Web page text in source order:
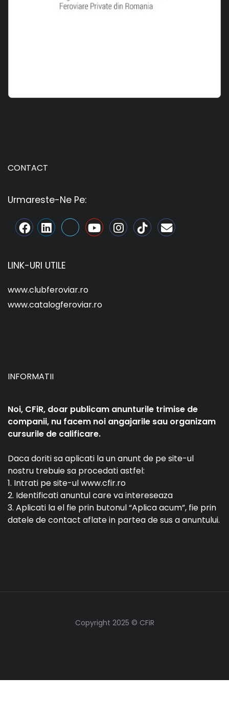
CONTACT
Urmareste-Ne Pe:
LINK-URI UTILE
www.clubferoviar.ro
www.catalogferoviar.ro
INFORMATII
Noi, CFiR, doar publicam anunturile trimise de
companii, nu facem noi angajarile sau organizam
cursurile de calificare.
Daca doriti sa aplicati la un anunt de pe site-ul
nostru trebuie sa procedati astfel:
1. Intrati pe site-ul www.cfir.ro
2. Identificati anuntul care va intereseaza
3. Aplicati la el fie prin butonul “Aplica acum”, fie prin
datele de contact aflate in partea de sus a anuntului.
Copyright 2025 © CFiR